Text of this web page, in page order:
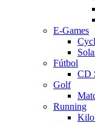
E-Games
Fútbol
CD
Golf
Running
Kilo